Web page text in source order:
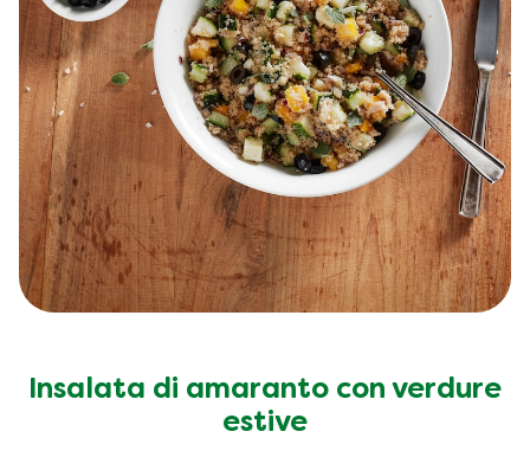
Insalata di amaranto con verdure
estive